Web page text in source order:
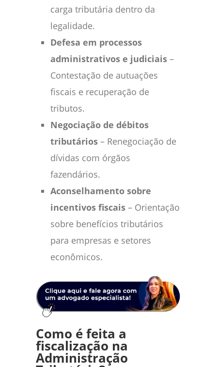
carga tributária dentro da
legalidade.
Defesa em processos
administrativos e judiciais –
Contestação de autuações
fiscais e recuperação de
tributos.
Negociação de débitos
tributários – Renegociação de
dívidas com órgãos
fazendários.
Aconselhamento sobre
incentivos fiscais – Orientação
sobre benefícios tributários
para empresas e setores
econômicos.
Como é feita a
fiscalização na
Administração